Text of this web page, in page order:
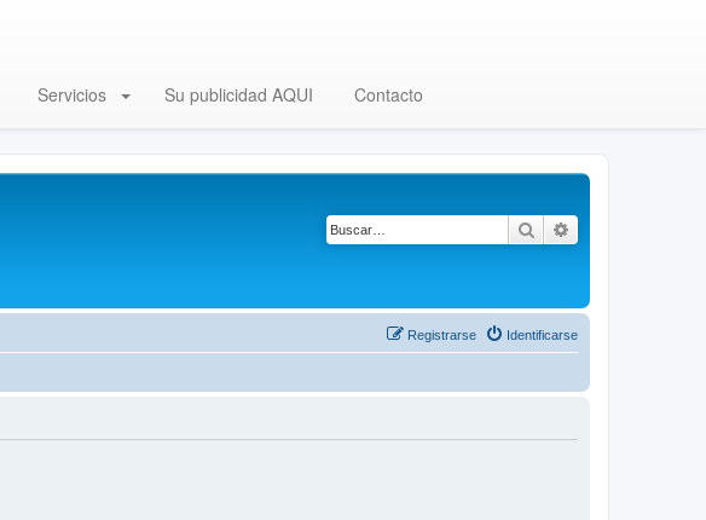
Servicios Su publicidad AQUI Contacto
Buscar
Identificarse
Registrarse